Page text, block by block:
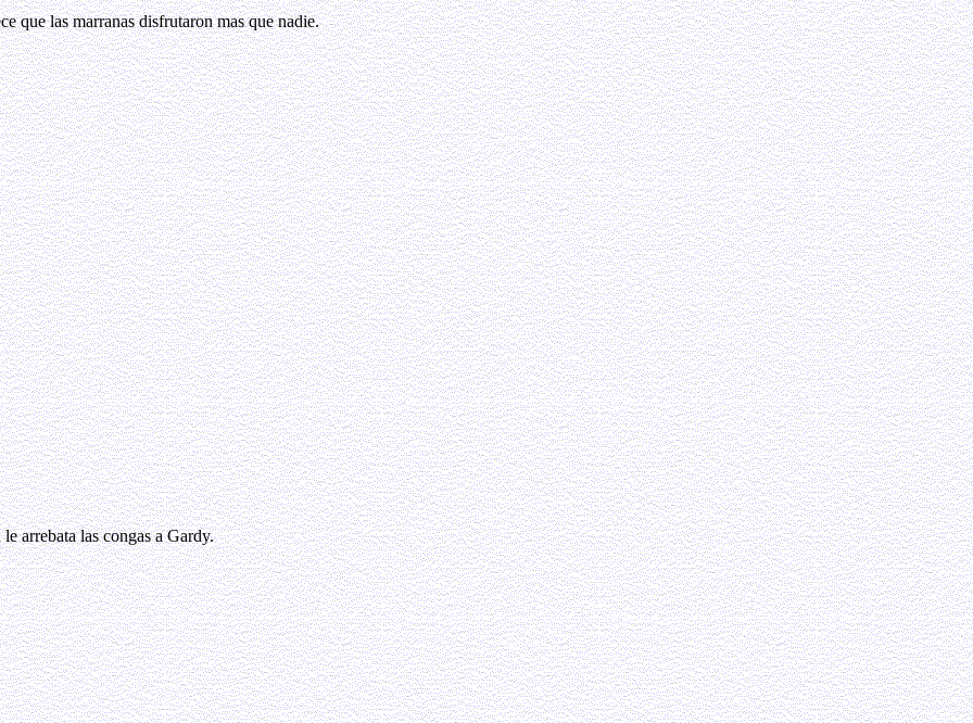
que las marranas disfrutaron mas que nadie.
le arrebata las congas a Gardy.